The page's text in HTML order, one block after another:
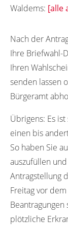
Waldems: [alle
Nach der
Ihre Briefwahl-
Ihren
senden lassen
Bürgeramt
Übrigens: Es
einen bis
So haben Sie
auszufüllen
Antragstellung
Freitag vor
Beantragungen
plötzliche